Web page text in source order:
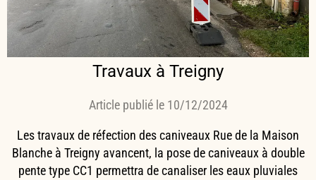
Travaux à Treigny
Article publié le 10/12/2024
Les travaux de réfection des caniveaux Rue de la Maison
Blanche à Treigny avancent, la pose de caniveaux à double
pente type CC1 permettra de canaliser les eaux pluviales